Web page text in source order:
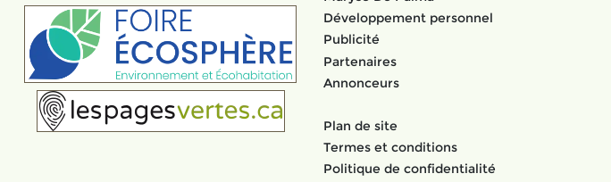
Développement personnel
Publicité
Partenaires
Annonceurs
Plan de site
Termes et conditions
Politique de confidentialité